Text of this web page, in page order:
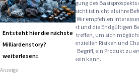
Werbehinweise:Die Billigung des
Finanzdienstleistungsaufsicht ist nicht als ihre
Wertpapiere zu verstehen. Wir empfehlen
Anlegern den Basisprospekt und die Endgültigen
eine Anlageentscheidung treffen, um sich
insbesondere über die potenziellen Risiken und
Warnhinweise: Sie sind im Begriff, ein Produkt zu
und schwer zu verstehen sein kann.
Entsteht hier die nächste
Milliardenstory?
weiterlesen»
Anzeige